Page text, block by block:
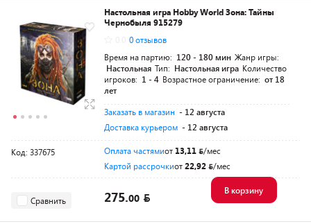
Настольная игра Hobby World Зона: Тайны
Чернобыля 915279
0 отзывов
Время на партию: 120 - 180 мин Жанр игры:
Настольная Тип: Настольная игра Количество
игроков: 1 - 4 Возрастное ограничение: от 18
лет
Заказать в магазин - 12 августа
Доставка курьером - 12 августа
Код: 337675 Оплата частямиот 13,11
/мес
Картой рассрочкиот22,92 /мес
Сравнить 275.00
В корзину